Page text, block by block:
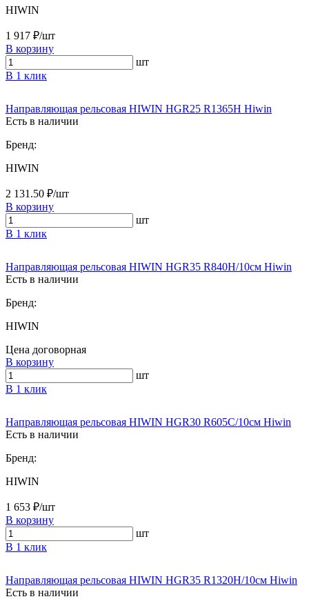
HIWIN
1 917 ₽/шт
В корзину
шт
В 1 клик
Направляющая рельсовая HIWIN HGR25 R1365H Hiwin
Есть в наличии
Бренд:
HIWIN
2 131.50 ₽/шт
В корзину
шт
В 1 клик
Направляющая рельсовая HIWIN HGR35 R840H/10см Hiwin
Есть в наличии
Бренд:
HIWIN
Цена договорная
В корзину
шт
В 1 клик
Направляющая рельсовая HIWIN HGR30 R605C/10см Hiwin
Есть в наличии
Бренд:
HIWIN
1 653 ₽/шт
В корзину
шт
В 1 клик
Направляющая рельсовая HIWIN HGR35 R1320H/10см Hiwin
Есть в наличии